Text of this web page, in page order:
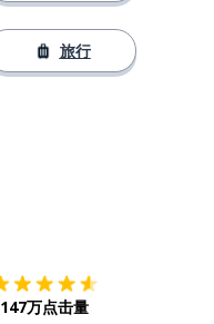
旅行
147万点击量